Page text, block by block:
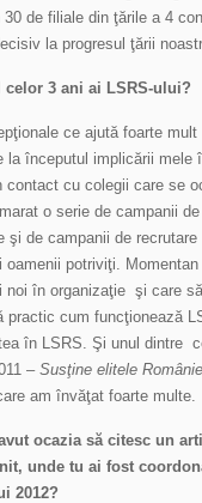
de filiale din ţările a 4
la progresul ţării
celor 3 ani ai LSRS-ului?
ce ajută foarte
începutul implicării
cu colegii care se
o serie de campanii
şi de campanii de
potriviţi.
noi în organizaţie şi care
cum funcţionează
în LSRS. Şi unul dintre
– Susţine elitele
am învăţat foarte multe.
ocazia să citesc un
unde tu ai fost
2012?